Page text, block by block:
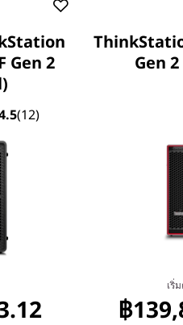
vPro Gen 11®(2.5GHz,
Gen 2
(12)
Gen
เริ่
฿